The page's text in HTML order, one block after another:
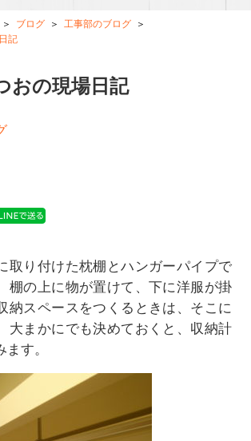
ブログ
工事部のブログ
記
おの現場日記
取り付けた枕棚とハンガーパイプで
棚の上に物が置けて、下に洋服が掛
納スペースをつくるときは、そこに
大まかにでも決めておくと、収納計
す。